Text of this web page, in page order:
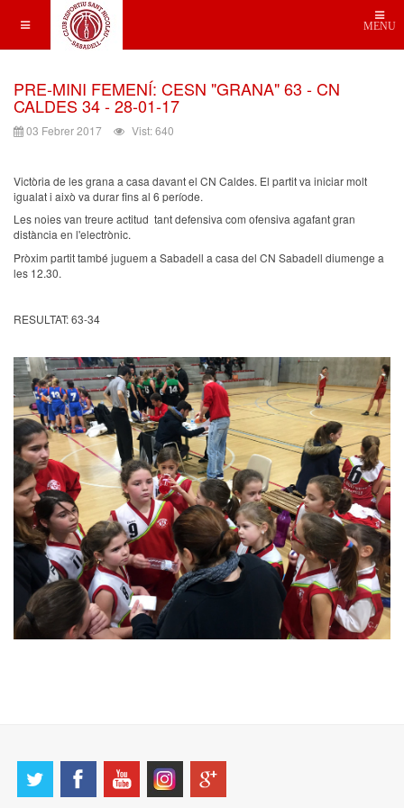
MENU
PRE-MINI FEMENÍ: CESN "GRANA" 63 - CN
CALDES 34 - 28-01-17
03 Febrer 2017 Vist: 640
Victòria de les grana a casa davant el CN Caldes. El partit va iniciar molt
igualat i això va durar fins al 6 període.
Les noies van treure actitud tant defensiva com ofensiva agafant gran
distància en l'electrònic.
Pròxim partit també juguem a Sabadell a casa del CN Sabadell diumenge a
les 12.30.
RESULTAT: 63-34